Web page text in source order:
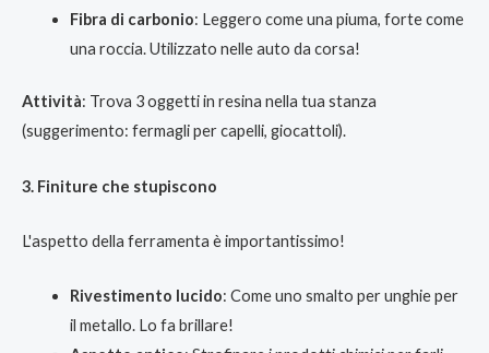
Fibra di carbonio: Leggero come una piuma, forte come
una roccia. Utilizzato nelle auto da corsa!
Attività: Trova 3 oggetti in resina nella tua stanza
(suggerimento: fermagli per capelli, giocattoli).
3. Finiture che stupiscono
L'aspetto della ferramenta è importantissimo!
Rivestimento lucido: Come uno smalto per unghie per
il metallo. Lo fa brillare!